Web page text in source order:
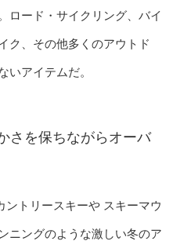
ロード・サイクリング、バイ
ク、その他多くのアウトド
いアイテムだ。
さを保ちながらオーバ
トリースキーや スキーマウ
ニングのような激しい冬のア